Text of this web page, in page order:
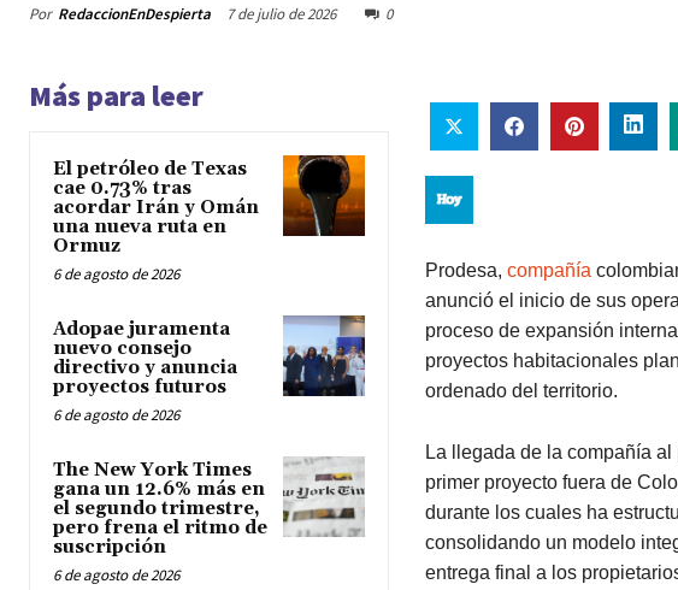
Por RedaccionEnDespierta 7 de julio de 2026 0
Más para leer
El petróleo de Texas
cae 0.73% tras
acordar Irán y Omán
una nueva ruta en
Ormuz
6 de agosto de 2026
Adopae juramenta
nuevo consejo
directivo y anuncia
proyectos futuros
6 de agosto de 2026
The New York Times
gana un 12.6% más en
el segundo trimestre,
pero frena el ritmo de
suscripción
6 de agosto de 2026
Prodesa, compañía
anunció el inicio de sus
proceso de expansión
proyectos habitacionales
ordenado del territorio.
La llegada de la compañía
primer proyecto fuera de
durante los cuales ha
consolidando un modelo
entrega final a los